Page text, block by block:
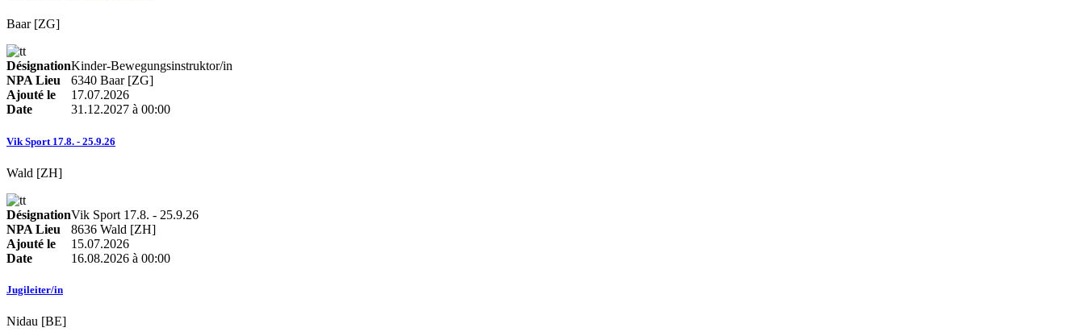
Baar [ZG]
DésignationKinder‑Bewegungsinstruktor/in
NPA Lieu
6340 Baar [ZG]
Ajouté le
17.07.2026
Date
31.12.2027 à 00:00
Vik Sport 17.8. - 25.9.26
Wald [ZH]
DésignationVik Sport 17.8. - 25.9.26
NPA Lieu
8636 Wald [ZH]
Ajouté le
15.07.2026
Date
16.08.2026 à 00:00
Jugileiter/in
Nidau [BE]